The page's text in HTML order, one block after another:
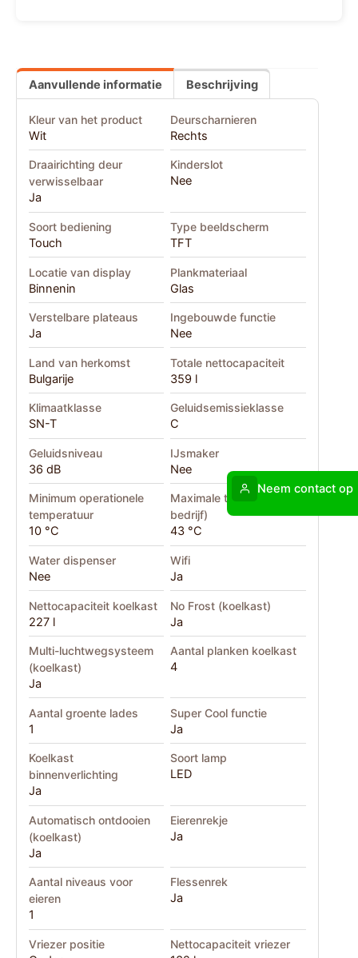
Aanvullende informatie Beschrijving
Kleur van het product
Wit
Deurscharnieren
Rechts
Draairichting deur
verwisselbaar
Ja
Kinderslot
Nee
Soort bediening
Touch
Type beeldscherm
TFT
Locatie van display
Binnenin
Plankmateriaal
Glas
Verstelbare plateaus
Ja
Ingebouwde functie
Nee
Land van herkomst
Bulgarije
Totale nettocapaciteit
359 l
Klimaatklasse
SN-T
Geluidsemissieklasse
C
Geluidsniveau
36 dB
IJsmaker
Nee
Minimum operationele
temperatuur
10 °C
Maximale temperatuur (in
bedrijf)
43 °C
Water dispenser
Nee
Wifi
Ja
Nettocapaciteit koelkast
227 l
No Frost (koelkast)
Ja
Multi-luchtwegsysteem
(koelkast)
Ja
Aantal planken koelkast
4
Aantal groente lades
1
Super Cool functie
Ja
Koelkast
binnenverlichting
Ja
Soort lamp
LED
Automatisch ontdooien
(koelkast)
Ja
Eierenrekje
Ja
Aantal niveaus voor
eieren
1
Flessenrek
Ja
Vriezer positie Nettocapaciteit vriezer
Neem contact op